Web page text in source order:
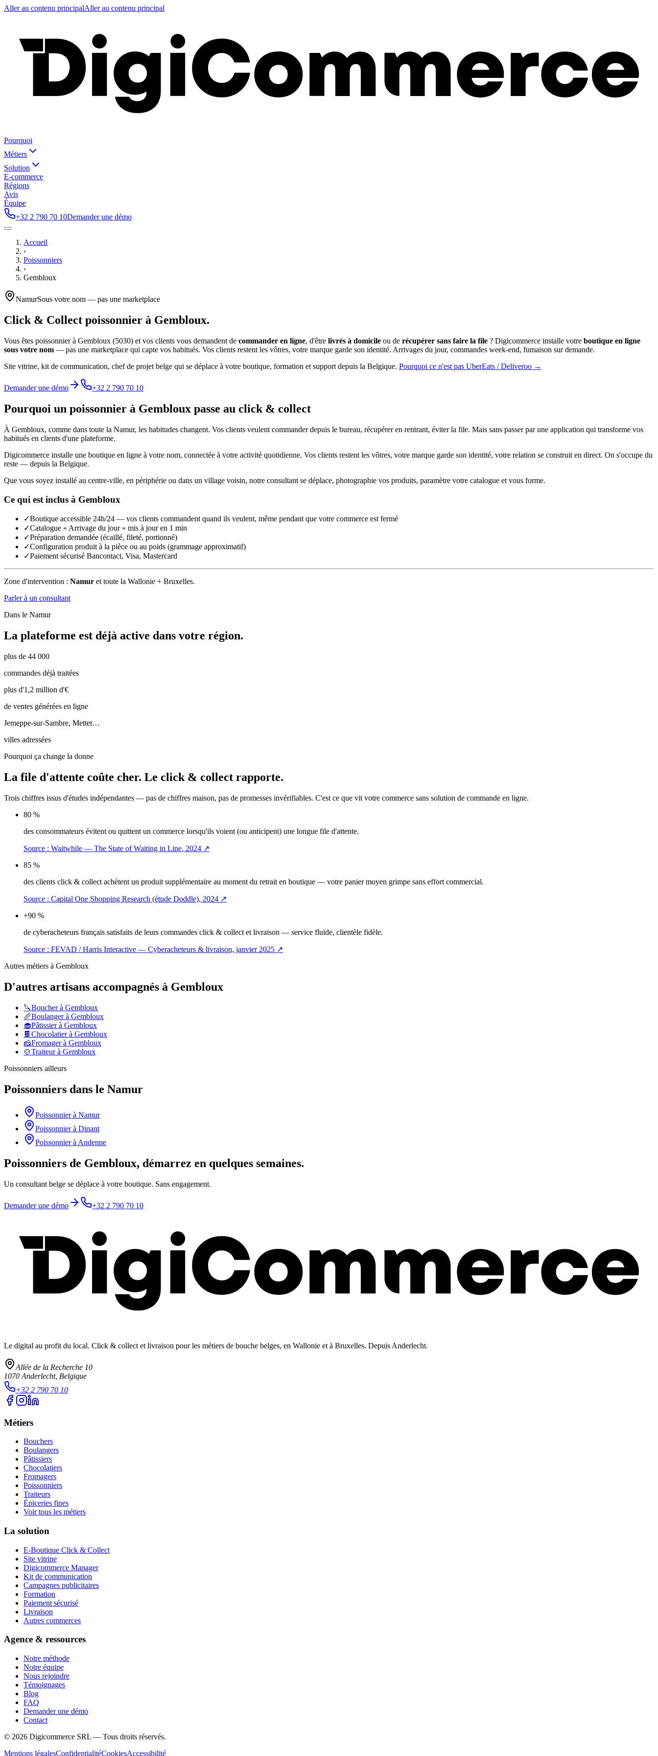
Aller au contenu principalAller au contenu principal
Pourquoi
Métiers
Solution
E-commerce
Régions
Avis
Équipe
+32 2 790 70 10Demander une démo
Accueil
›
Poissonniers
›
Gembloux
NamurSous votre nom — pas une marketplace
Click & Collect poissonnier à Gembloux.
Vous êtes poissonnierà Gembloux (5030) et vos clients vous demandent de commander en ligne, d'être livrés à domicile ou de récupérer sans faire la file ? Digicommerce installe votre boutique en ligne
sous votre nom — pas une marketplace qui capte vos habitués. Vos clients restent les vôtres, votre marque garde son identité. Arrivages du jour, commandes week-end, fumaison sur demande.
Site vitrine, kit de communication, chef de projet belge qui se déplace à votre boutique, formation et support depuis la Belgique. Pourquoi ce n'est pas UberEats / Deliveroo →
Demander une démo +32 2 790 70 10
Pourquoi un poissonnier à Gembloux passe au click & collect
À Gembloux, comme dans toute la Namur, les habitudes changent. Vos clients veulent commander depuis le bureau, récupérer en rentrant, éviter la file. Mais sans passer par une application qui transforme vos
habitués en clients d'une plateforme.
Digicommerce installe une boutique en ligne à votre nom, connectée à votre activité quotidienne. Vos clients restent les vôtres, votre marque garde son identité, votre relation se construit en direct. On s'occupe du
reste — depuis la Belgique.
Que vous soyez installé au centre-ville, en périphérie ou dans un village voisin, notre consultant se déplace, photographie vos produits, paramètre votre catalogue et vous forme.
Ce qui est inclus à Gembloux
✓Boutique accessible 24h/24 — vos clients commandent quand ils veulent, même pendant que votre commerce est fermé
✓Catalogue « Arrivage du jour » mis à jour en 1 min
✓Préparation demandée (écaillé, fileté, portionné)
✓Configuration produit à la pièce ou au poids (grammage approximatif)
✓Paiement sécurisé Bancontact, Visa, Mastercard
Zone d'intervention : Namur et toute la Wallonie + Bruxelles.
Parler à un consultant
Dans le Namur
La plateforme est déjà active dans votre région.
plus de 44 000
commandes déjà traitées
plus d'1,2 million d'€
de ventes générées en ligne
Jemeppe-sur-Sambre, Mettet…
villes adressées
Pourquoi ça change la donne
La file d'attente coûte cher. Le click & collect rapporte.
Trois chiffres issus d'études indépendantes — pas de chiffres maison, pas de promesses invérifiables. C'est ce que vit votre commerce sans solution de commande en ligne.
80 %
des consommateurs évitent ou quittent un commerce lorsqu'ils voient (ou anticipent) une longue file d'attente.
Source : Waitwhile — The State of Waiting in Line, 2024 ↗
85 %
des clients click & collect achètent un produit supplémentaire au moment du retrait en boutique — votre panier moyen grimpe sans effort commercial.
Source : Capital One Shopping Research (étude Doddle), 2024 ↗
+90 %
de cyberacheteurs français satisfaits de leurs commandes click & collect et livraison — service fluide, clientèle fidèle.
Source : FEVAD / Harris Interactive — Cyberacheteurs & livraison, janvier 2025 ↗
Autres métiers à Gembloux
D'autres artisans accompagnés à Gembloux
🔪Boucherà Gembloux
🥖Boulangerà Gembloux
🧁Pâtissierà Gembloux
🍫 Chocolatierà Gembloux
🧀Fromagerà Gembloux
🍲Traiteurà Gembloux
Poissonniers ailleurs
Poissonniers dans le Namur
Poissonnierà Namur
Poissonnierà Dinant
Poissonnierà Andenne
Poissonniers de Gembloux, démarrez en quelques semaines.
Un consultant belge se déplace à votre boutique. Sans engagement.
Demander une démo +32 2 790 70 10
Le digital au profit du local. Click & collect et livraison pour les métiers de bouche belges, en Wallonie et à Bruxelles. Depuis Anderlecht.
Allée de la Recherche 10
1070 Anderlecht, Belgique
+32 2 790 70 10
Métiers
Bouchers
Boulangers
Pâtissiers
Chocolatiers
Fromagers
Poissonniers
Traiteurs
Épiceries fines
Voir tous les métiers
La solution
E-Boutique Click & Collect
Site vitrine
Digicommerce Manager
Kit de communication
Campagnes publicitaires
Formation
Paiement sécurisé
Livraison
Autres commerces
Agence & ressources
Notre méthode
Notre équipe
Nous rejoindre
Témoignages
Blog
FAQ
Demander une démo
Contact
© 2026 Digicommerce SRL — Tous droits réservés.
Mentions légalesConfidentialitéCookiesAccessibilité